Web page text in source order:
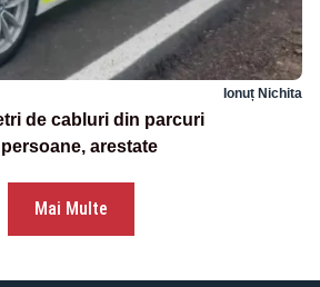
Ionuț Nichita
de cabluri din parcuri
arestate
Mai Multe